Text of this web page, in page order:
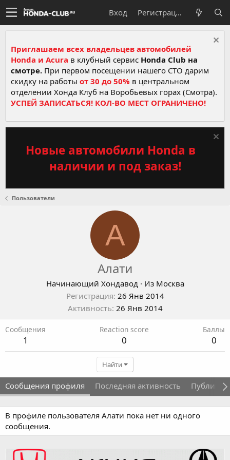
Вход Регистрация
Приглашаем всех владельцев автомобилей
Honda и Acura в клубный сервис Honda Club на
смотре. При первом посещении нашего СТО дарим
скидку на работы от 30 до 50% в центральном
отделении Хонда Клуб на Воробьевых горах (Смотра).
УСПЕЙ ЗАПИСАТЬСЯ! КОЛ-ВО МЕСТ ОГРАНИЧЕНО!
Новые автомобили Honda в
наличии и под заказ!
Пользователи
А
Алати
Начинающий Хондавод · Из Москва
Регистрация 26 Янв 2014
Активность 26 Янв 2014
Сообщения
1
Reaction score
0
Баллы
0
Найти
Сообщения профиля Последняя активность
В профиле пользователя Алати пока нет ни одного
сообщения.